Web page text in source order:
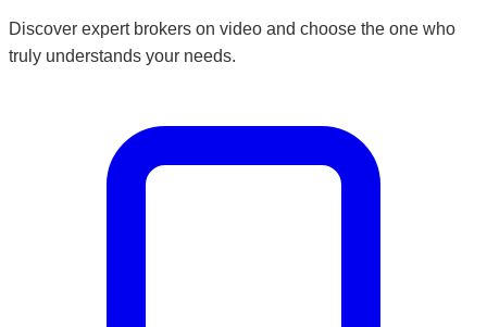
Discover expert brokers on video and choose the one who
truly understands your needs.